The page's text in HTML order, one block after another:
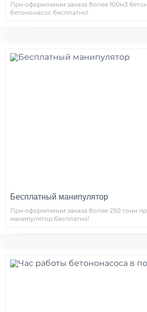
При оформлении заказа более 100м3
бетононасос бесплатно!
Бесплатный манипулятор
При оформлении заказа более 250 тонн
манипулятор бесплатно!